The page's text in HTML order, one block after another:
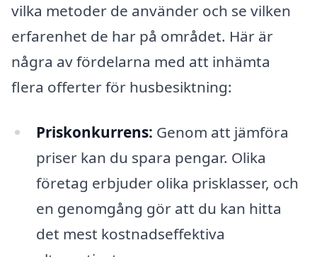
vilka metoder de använder och se vilken
erfarenhet de har på området. Här är
några av fördelarna med att inhämta
flera offerter för husbesiktning:
Priskonkurrens: Genom att jämföra
priser kan du spara pengar. Olika
företag erbjuder olika prisklasser, och
en genomgång gör att du kan hitta
det mest kostnadseffektiva